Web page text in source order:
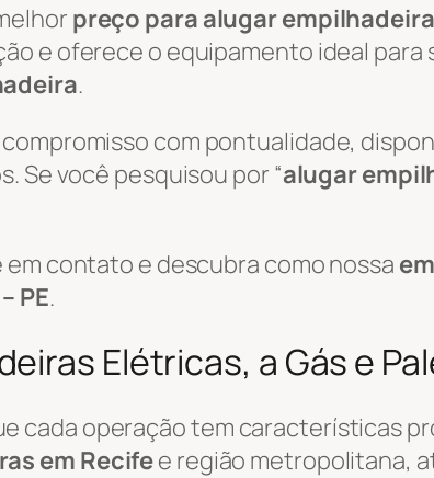
preço para alugar empilhadeira
e oferece o equipamento ideal para
.
com pontualidade,
Se você pesquisou por “alugar
contato e descubra como nossa
PE.
Elétricas, a Gás e
cada operação tem características
em Recifee região metropolitana,